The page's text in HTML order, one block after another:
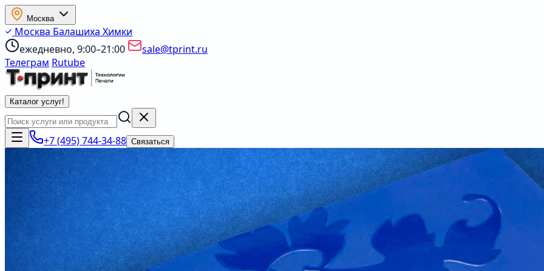
Москва
Москва Балашиха Химки
ежедневно, 9:00–21:00
sale@tprint.ru
Телеграм Rutube
Каталог услуг!
+7 (495) 744-34-88 Связаться